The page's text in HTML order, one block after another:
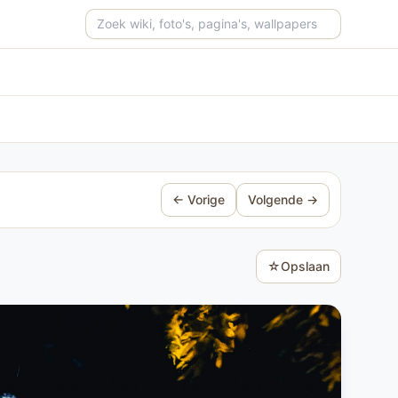
Zoeken op de site
← Vorige Volgende →
☆Opslaan